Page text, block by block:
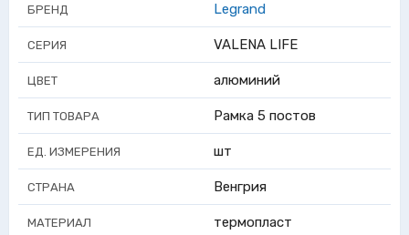
БРЕНД Legrand
СЕРИЯ VALENA LIFE
ЦВЕТ алюминий
ТИП ТОВАРА Рамка 5 постов
ЕД. ИЗМЕРЕНИЯ шт
СТРАНА Венгрия
МАТЕРИАЛ термопласт